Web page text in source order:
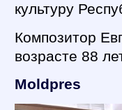
культуру
Композитор
возрасте 88
Moldpres